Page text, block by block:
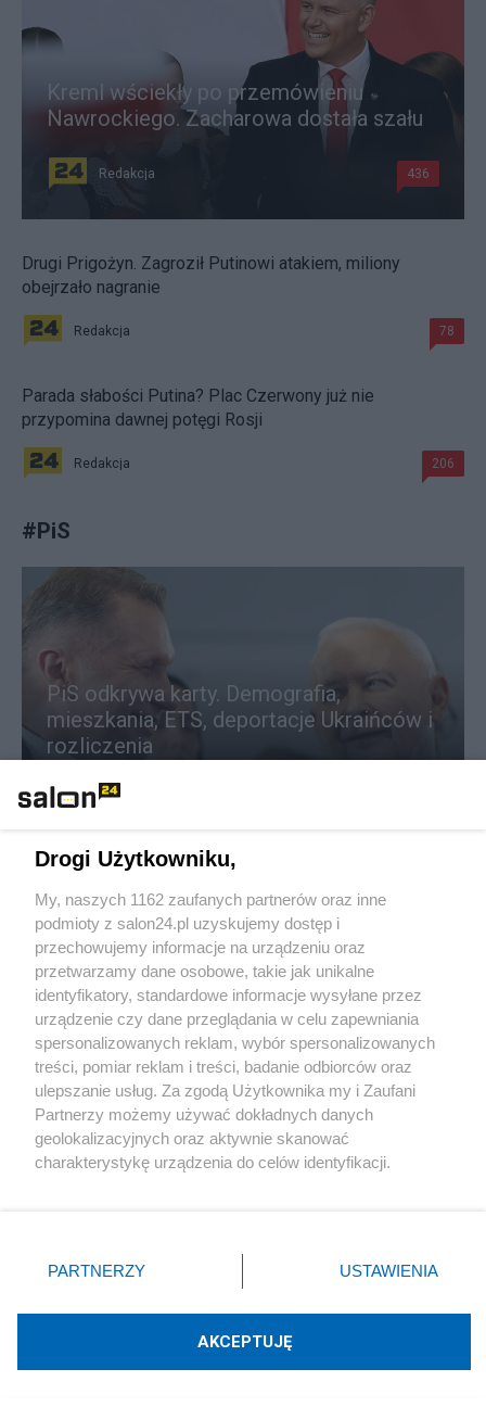
Kreml wściekły po przemówieniu
Nawrockiego. Zacharowa dostała szału
Redakcja 436
Drugi Prigożyn. Zagroził Putinowi atakiem, miliony
obejrzało nagranie
Redakcja 78
Parada słabości Putina? Plac Czerwony już nie
przypomina dawnej potęgi Rosji
Redakcja 206
#PiS
PiS odkrywa karty. Demografia,
mieszkania, ETS, deportacje Ukraińców i
rozliczenia
Redakcja
Rozłam, który może zamienić się w sojusz. Terlecki
zdradza tajemnice z posiedzeń PiS
Redakcja
Hofman bezlitosny dla Kurskiego. "48 godzin po
Smoleńsku liczył, których posłów wyciągnąć"
Redakcja
Tematy Emanuel Czyzo
Piszą na ten temat
Drogi Użytkowniku,
My, naszych 1162 zaufanych partnerów oraz inne
podmioty z salon24.pl uzyskujemy dostęp i
przechowujemy informacje na urządzeniu oraz
przetwarzamy dane osobowe, takie jak unikalne
identyfikatory, standardowe informacje wysyłane przez
urządzenie czy dane przeglądania w celu zapewniania
spersonalizowanych reklam, wybór spersonalizowanych
treści, pomiar reklam i treści, badanie odbiorców oraz
ulepszanie usług. Za zgodą Użytkownika my i Zaufani
Partnerzy możemy używać dokładnych danych
geolokalizacyjnych oraz aktywnie skanować
charakterystykę urządzenia do celów identyfikacji.
zmienić/wycofać klikając przycisk ustawień prywatności
znajdujący się w lewym dolnym rogu strony
rodzaje przetwarzania danych nie wymagają zgody
użytkownika, ale masz prawo sprzeciwić się takiemu
PARTNERZY USTAWIENIA
AKCEPTUJĘ